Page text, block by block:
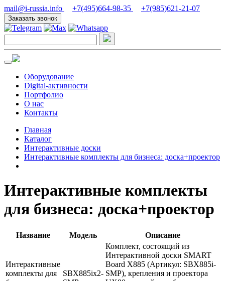
mail@i-russia.info +7(495)664-98-35 +7(985)621-21-07
Заказать звонок
Оборудование
Digital-активности
Портфолио
О нас
Контакты
Главная
Каталог
Интерактивные доски
Интерактивные комплекты для бизнеса: доска+проектор
Интерактивные комплекты
для бизнеса: доска+проектор
Название Модель Описание
Интерактивные
комплекты для
SBX885ix2-
Комплект, состоящий из
Интерактивной доски SMART
Board X885 (Артикул: SBX885i-
SMP), крепления и проектора